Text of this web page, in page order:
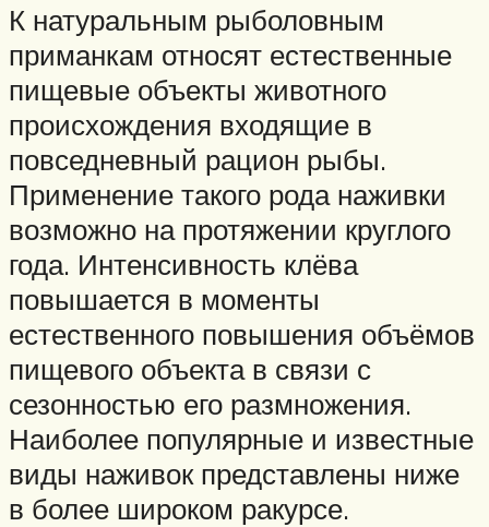
К натуральным рыболовным
приманкам относят естественные
пищевые объекты животного
происхождения входящие в
повседневный рацион рыбы.
Применение такого рода наживки
возможно на протяжении круглого
года. Интенсивность клёва
повышается в моменты
естественного повышения объёмов
пищевого объекта в связи с
сезонностью его размножения.
Наиболее популярные и известные
виды наживок представлены ниже
в более широком ракурсе.